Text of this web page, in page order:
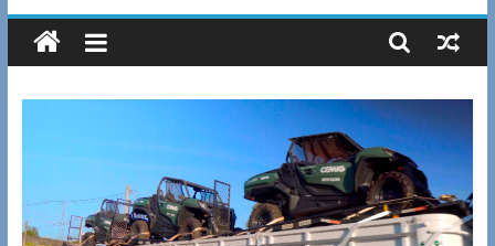
TV
Sul
de
Guaxupé
e
região.